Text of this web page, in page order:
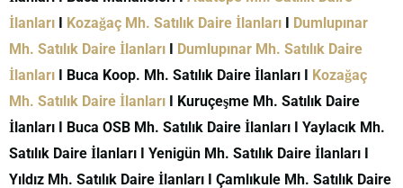
İlanları I Kozağaç Mh. Satılık Daire İlanları I Dumlupınar
Mh. Satılık Daire İlanları I Dumlupınar Mh. Satılık Daire
İlanları I Buca Koop. Mh. Satılık Daire İlanları I Kozağaç
Mh. Satılık Daire İlanları I Kuruçeşme Mh. Satılık Daire
İlanları I Buca OSB Mh. Satılık Daire İlanları I Yaylacık Mh.
Satılık Daire İlanları I Yenigün Mh. Satılık Daire İlanları I
Yıldız Mh. Satılık Daire İlanları I Çamlıkule Mh. Satılık Daire